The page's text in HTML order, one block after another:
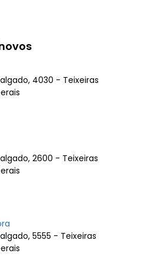
4030 - Teixeiras
2600 - Teixeiras
5555 - Teixeiras